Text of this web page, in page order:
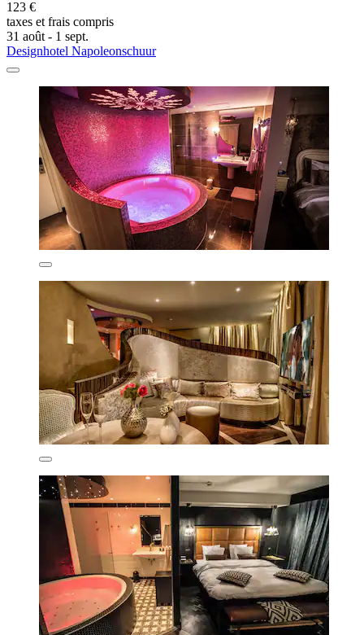
123 €
taxes et frais compris
31 août - 1 sept.
Designhotel Napoleonschuur